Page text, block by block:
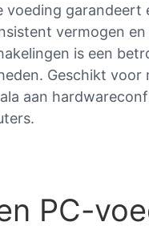
voeding
vermogen
is een
Geschikt
aan
PC-